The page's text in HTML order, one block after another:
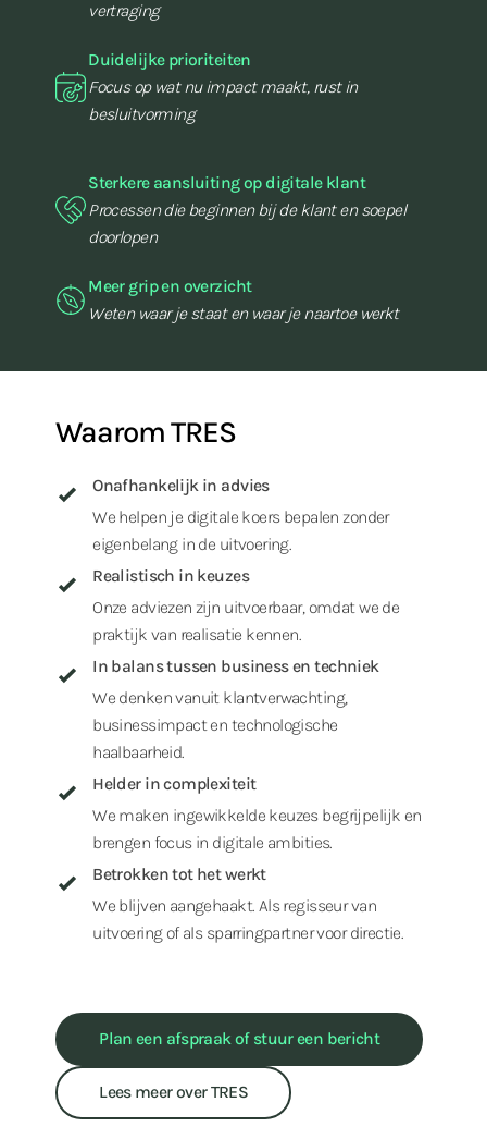
vertraging
Duidelijke prioriteiten
Focus op wat nu impact maakt, rust in
besluitvorming
Sterkere aansluiting op digitale klant
Processen die beginnen bij de klant en soepel
doorlopen
Meer grip en overzicht
Weten waar je staat en waar je naartoe werkt
Waarom TRES
Onafhankelijk in advies
We helpen je digitale koers bepalen zonder
eigenbelang in de uitvoering.
Realistisch in keuzes
Onze adviezen zijn uitvoerbaar, omdat we de
praktijk van realisatie kennen.
In balans tussen business en techniek
We denken vanuit klantverwachting,
businessimpact en technologische
haalbaarheid.
Helder in complexiteit
We maken ingewikkelde keuzes begrijpelijk en
brengen focus in digitale ambities.
Betrokken tot het werkt
We blijven aangehaakt. Als regisseur van
uitvoering of als sparringpartner voor directie.
Plan een afspraak of stuur een bericht
Lees meer over TRES